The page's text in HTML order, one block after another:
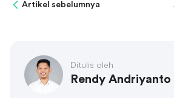
Artikel sebelumnya
Ditulis oleh
Rendy Andriyanto